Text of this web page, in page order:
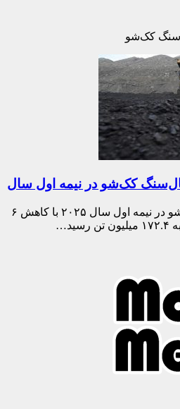
کک‌شو
کک‌شو در نیمه اول سال
تجارت جهانی زغال‌سنگ کک‌شو در نیمه اول سال ۲۰۲۵ با کاهش ۶